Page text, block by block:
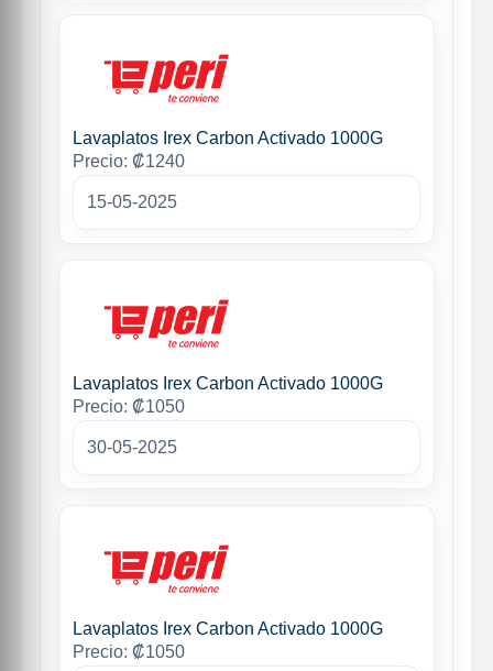
Lavaplatos Irex Carbon Activado 1000G
Precio: ₡1240
15-05-2025
Lavaplatos Irex Carbon Activado 1000G
Precio: ₡1050
30-05-2025
Lavaplatos Irex Carbon Activado 1000G
Precio: ₡1050